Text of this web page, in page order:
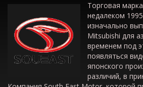
Торговая
недалеком
изначально
Mitsubishi для
временем под
появляться
японского
различий, в